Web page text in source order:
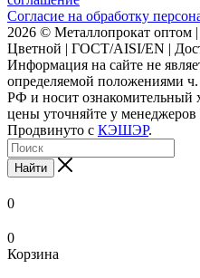
Согласие на обработку
2026 © Металлопрокат
Цветной | ГОСТ/AISI/EN |
Информация на сайте не
определяемой положениями ч.
РФ и носит ознакомительный
цены уточняйте у менеджеров
Продвинуто с КЭШЭР.
Найти
0
0
Корзина